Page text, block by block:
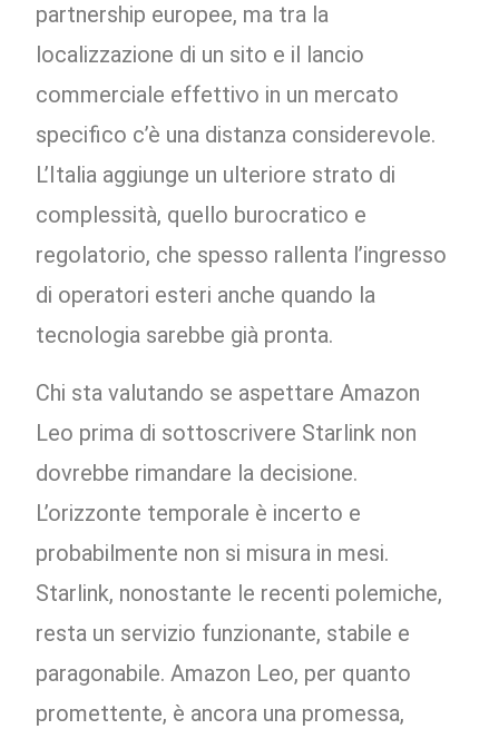
partnership europee, ma tra la
localizzazione di un sito e il lancio
commerciale effettivo in un mercato
specifico c’è una distanza considerevole.
L’Italia aggiunge un ulteriore strato di
complessità, quello burocratico e
regolatorio, che spesso rallenta l’ingresso
di operatori esteri anche quando la
tecnologia sarebbe già pronta.
Chi sta valutando se aspettare Amazon
Leo prima di sottoscrivere Starlink non
dovrebbe rimandare la decisione.
L’orizzonte temporale è incerto e
probabilmente non si misura in mesi.
Starlink, nonostante le recenti polemiche,
resta un servizio funzionante, stabile e
paragonabile. Amazon Leo, per quanto
promettente, è ancora una promessa,